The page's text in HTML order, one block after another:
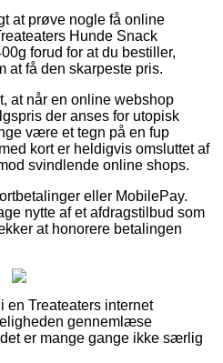
at prøve nogle få online
Hunde Snack
forud for at du bestiller,
at få den skarpeste pris.
at når en online webshop
der anses for utopisk
være et tegn på en fup
kort er heldigvis omsluttet af
svindlende online shops.
eller MobilePay.
nytte af et afdragstilbud som
at honorere betalingen
en Treateaters internet
gennemlæse
er mange gange ikke særlig